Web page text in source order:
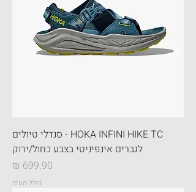
HOKA INFINI HIKE TC - סנדלי טיולים
לגברים אינפיניטי בצבע כחול/ירוק
מחיר
כולל מע״מ